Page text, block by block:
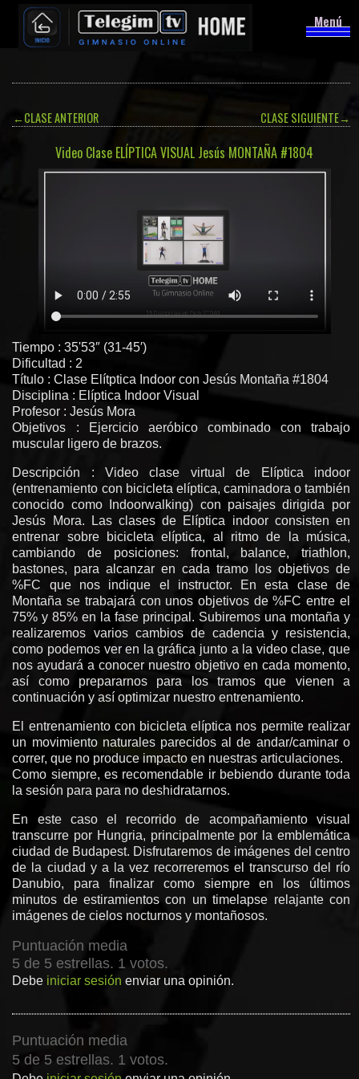
Menú
←CLASE ANTERIOR CLASE SIGUIENTE→
Video Clase ELÍPTICA VISUAL Jesús MONTAÑA #1804
Tiempo : 35'53″ (31-45′)
Dificultad : 2
Título : Clase Elítptica Indoor con Jesús Montaña #1804
Disciplina : Elíptica Indoor Visual
Profesor : Jesús Mora
Objetivos : Ejercicio aeróbico combinado con trabajo
muscular ligero de brazos.
Descripción : Video clase virtual de Elíptica indoor
(entrenamiento con bicicleta elíptica, caminadora o también
conocido como Indoorwalking) con paisajes dirigida por
Jesús Mora. Las clases de Elíptica indoor consisten en
entrenar sobre bicicleta elíptica, al ritmo de la música,
cambiando de posiciones: frontal, balance, triathlon,
bastones, para alcanzar en cada tramo los objetivos de
%FC que nos indique el instructor. En esta clase de
Montaña se trabajará con unos objetivos de %FC entre el
75% y 85% en la fase principal. Subiremos una montaña y
realizaremos varios cambios de cadencia y resistencia,
como podemos ver en la gráfica junto a la video clase, que
nos ayudará a conocer nuestro objetivo en cada momento,
así como prepararnos para los tramos que vienen a
continuación y así optimizar nuestro entrenamiento.
El entrenamiento con bicicleta elíptica nos permite realizar
un movimiento naturales parecidos al de andar/caminar o
correr, que no produce impacto en nuestras articulaciones.
Como siempre, es recomendable ir bebiendo durante toda
la sesión para para no deshidratarnos.
En este caso el recorrido de acompañamiento visual
transcurre por Hungria, principalmente por la emblemática
ciudad de Budapest. Disfrutaremos de imágenes del centro
de la ciudad y a la vez recorreremos el transcurso del río
Danubio, para finalizar como siempre en los últimos
minutos de estiramientos con un timelapse relajante con
imágenes de cielos nocturnos y montañosos.
Puntuación media
5 de 5 estrellas. 1 votos.
Debe iniciar sesión enviar una opinión.
Puntuación media
5 de 5 estrellas. 1 votos.